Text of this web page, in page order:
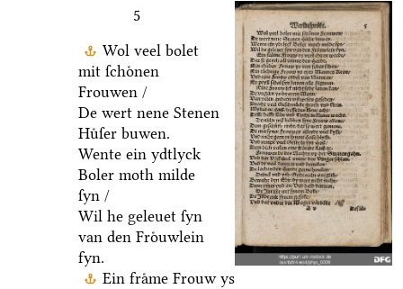
5
Wol veel bolet
mit ſchoͤnen
Frouwen /
De wert nene Stenen
Huͤſer buwen.
Wente ein ydtlyck
Boler moth milde
ſyn /
Wil he geleuet ſyn
van den Froͤuwlein
fyn.
Ein fraͤme Frouw ys